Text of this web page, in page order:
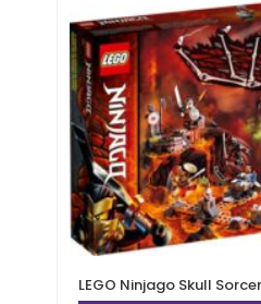
LEGO Ninjago Skull